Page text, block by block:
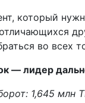
который
во всех
— лидер
1,645 млн